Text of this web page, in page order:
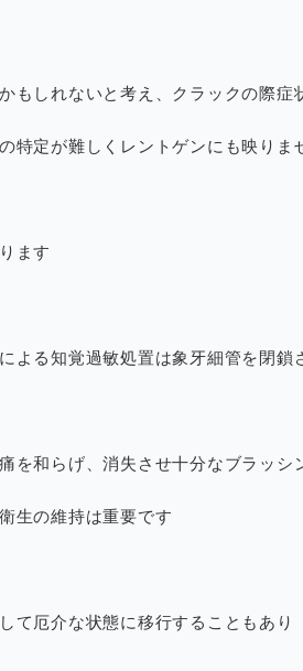
もしれないと考え、クラックの際症
特定が難しくレントゲンにも映りま
ます
よる知覚過敏処置は象牙細管を閉鎖
を和らげ、消失させ十分なブラッシ
生の維持は重要です
て厄介な状態に移行することもあり